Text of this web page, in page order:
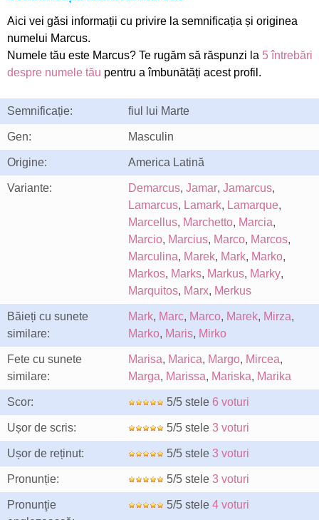
Aici vei găsi informații cu privire la semnificația și originea
numelui Marcus.
Numele tău este Marcus? Te rugăm să răspunzi la 5 întrebări
despre numele tău pentru a îmbunătăți acest profil.
Semnificație: fiul lui Marte
Gen: Masculin
Origine: America Latină
Variante: Demarcus, Jamar, Jamarcus,
Lamarcus, Lamark, Lamarque,
Marcellus, Marchetto, Marcia,
Marcio, Marcius, Marco, Marcos,
Marculina, Marek, Mark, Marko,
Markos, Marks, Markus, Marky,
Marquitos, Marx, Merkus
Băieți cu sunete
similare:
Mark, Marc, Marco, Marek, Mirza,
Marko, Maris, Mirko
Fete cu sunete
similare:
Marisa, Marica, Margo, Mircea,
Marga, Marissa, Mariska, Marika
Scor: 5/5 stele 6 voturi
Ușor de scris: 5/5 stele 3 voturi
Ușor de reținut: 5/5 stele 3 voturi
Pronunție: 5/5 stele 3 voturi
Pronunţie
5/5 stele 4 voturi